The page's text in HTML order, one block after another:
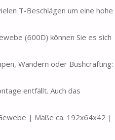
T-Beschlägen um eine hohe
(600D) können Sie es sich
Wandern oder Bushcrafting:
entfällt. Auch das
| Maße ca. 192x64x42 |